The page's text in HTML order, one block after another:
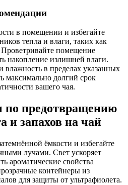
в помещении и избегайте
тепла и влаги, таких как
помещение
накопление излишней влаги.
влажность в пределах указанных
максимально долгий срок
вашего чая.
по предотвращению
и запахов на чай
ёмкости и избегайте
лучами. Свет ускоряет
ароматические свойства
контейнеры из
для защиты от ультрафиолета.